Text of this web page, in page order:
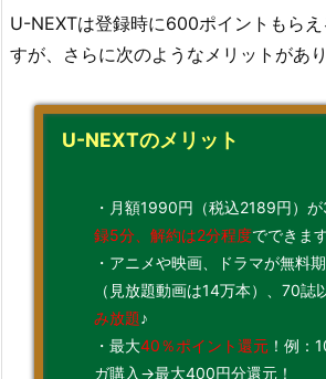
U-NEXTは登録時に600ポイントもら
すが、さらに次のようなメリットがあり
U-NEXTのメリット
・月額1990円（税込2189円）が
録5分、解約は2分程度でできま
・アニメや映画、ドラマが無料
（見放題動画は14万本）、70誌
み放題♪
・最⼤40％ポイント還元！例：
ガ購⼊→最⼤400円分還元！